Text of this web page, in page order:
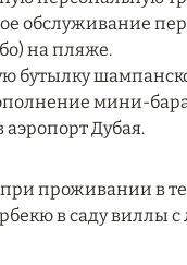
обслуживание
на пляже.
бутылку
мини-
аэропорт Дубая.
проживании в
в саду виллы